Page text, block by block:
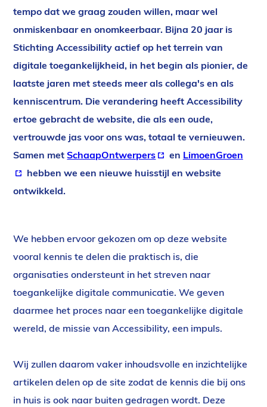
tempo dat we graag zouden willen, maar wel
onmiskenbaar en onomkeerbaar. Bijna 20 jaar is
Stichting Accessibility actief op het terrein van
digitale toegankelijkheid, in het begin als pionier, de
laatste jaren met steeds meer als collega's en als
kenniscentrum. Die verandering heeft Accessibility
ertoe gebracht de website, die als een oude,
vertrouwde jas voor ons was, totaal te vernieuwen.
Samen metSchaapOntwerpers (externe
link)
en LimoenGroen
hebben we een nieuwe huisstijl en website
ontwikkeld.
We hebben ervoor gekozen om op deze website
vooral kennis te delen die praktisch is, die
organisaties ondersteunt in het streven naar
toegankelijke digitale communicatie. We geven
daarmee het proces naar een toegankelijke digitale
wereld, de missie van Accessibility, een impuls.
Wij zullen daarom vaker inhoudsvolle en inzichtelijke
artikelen delen op de site zodat de kennis die bij ons
in huis is ook naar buiten gedragen wordt. Deze